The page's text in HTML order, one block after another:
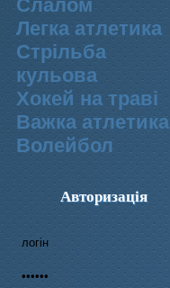
Cлалом
Легка атлетика
Стрільба
кульова
Хокей на траві
Важка атлетика
Волейбол
Авторизація